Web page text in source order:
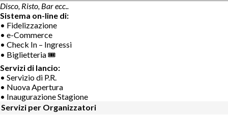
Disco, Risto, Bar ecc..
Sistema on-line di:
• Fidelizzazione
• e-Commerce
• Check In – Ingressi
• Biglietteria 🎟
Servizi di lancio:
• Servizio di P.R.
• Nuova Apertura
• Inaugurazione Stagione
Servizi per Organizzatori